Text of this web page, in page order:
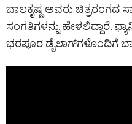
ಬಾಲಕೃಷ್ಣ ಅವರು ಚಿತ್ರರಂಗದ
ಸಂಗತಿಗಳನ್ನು ಹೇಳಲಿದ್ದಾರೆ.
ಭರಪೂರ ಡೈಲಾಗ್‌ಗಳೊಂದಿಗೆ